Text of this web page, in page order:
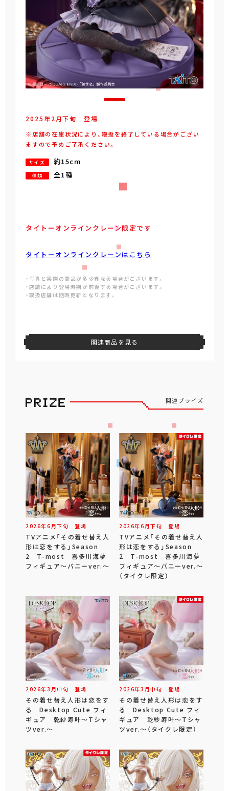
2025年2月下旬 登場
※店舗の在庫状況により、取扱を終了している場合がござい
ますので予めご了承ください。
サイズ 約15cm
種類 全1種
タイトーオンラインクレーン限定です
タイトーオンラインクレーンはこちら
・写真と実際の商品が多少異なる場合がございます。
・店舗により登場時期が前後する場合がございます。
・取扱店舗は随時更新となります。
関連商品を見る
関連プライズ
2026年6 月下旬 登場
TVアニメ「その着せ替え人
形は恋をする」Season
2 T-most 喜多川海夢
フィギュア～バニーver.～
2026年6 月下旬 登場
TVアニメ「その着せ替え人
形は恋をする」Season
2 T-most 喜多川海夢
フィギュア～バニーver.～
（タイクレ限定）
2026年3 月中旬 登場
その着せ替え人形は恋をす
る Desktop Cute フィ
ギュア 乾紗寿叶～Tシャ
ツver.～
2026年3 月中旬 登場
その着せ替え人形は恋をす
る Desktop Cute フィ
ギュア 乾紗寿叶～Tシャ
ツver.～（タイクレ限定）